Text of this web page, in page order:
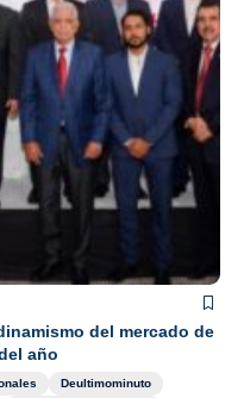
del mercado de
año
Deultimominuto